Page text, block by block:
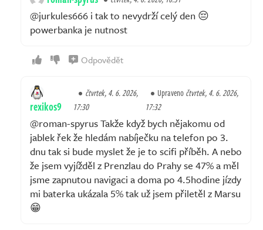
@jurkules666 i tak to nevydrží celý den 😔
powerbanka je nutnost
Odpovědět
rexikos9
čtvrtek, 4. 6. 2026,
17:30
Upravenočtvrtek, 4. 6. 2026,
17:32
@roman-spyrus Takže když bych nějakomu od
jablek řek že hledám nabíječku na telefon po 3.
dnu tak si bude myslet že je to scifi příběh. A nebo
že jsem vyjížděl z Prenzlau do Prahy se 47% a měl
jsme zapnutou navigaci a doma po 4.5hodine jízdy
mi baterka ukázala 5% tak už jsem přiletěl z Marsu
😁